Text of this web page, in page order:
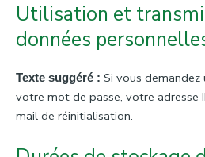
Utilisation et
données
Texte suggéré : Si vous
votre mot de passe, votre adresse
mail de réinitialisation.